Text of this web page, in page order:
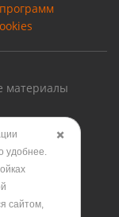
материалы
✖️
удобнее.
сайтом,